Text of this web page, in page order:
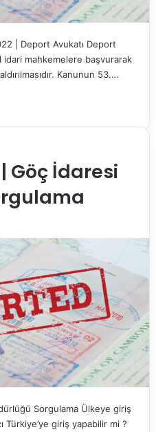
| Deport Avukatı Deport
idari mahkemelere başvurarak
Kanunun 53.…
Göç İdaresi
Sorgulama Ülkeye giriş
Türkiye’ye giriş yapabilir mi ?